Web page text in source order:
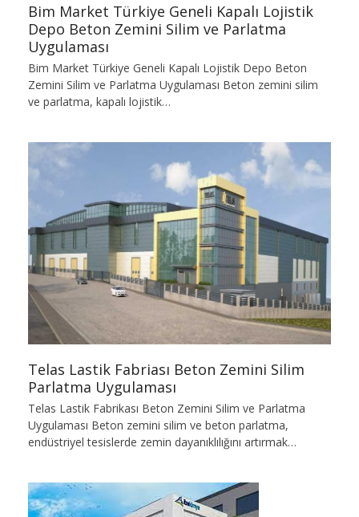
Bim Market Türkiye Geneli Kapalı Lojistik
Depo Beton Zemini Silim ve Parlatma
Uygulaması
Bim Market Türkiye Geneli Kapalı Lojistik Depo Beton
Zemini Silim ve Parlatma Uygulaması Beton zemini silim
ve parlatma, kapalı lojistik…
Telas Lastik Fabriası Beton Zemini Silim
Parlatma Uygulaması
Telas Lastik Fabrikası Beton Zemini Silim ve Parlatma
Uygulaması Beton zemini silim ve beton parlatma,
endüstriyel tesislerde zemin dayanıklılığını artırmak…